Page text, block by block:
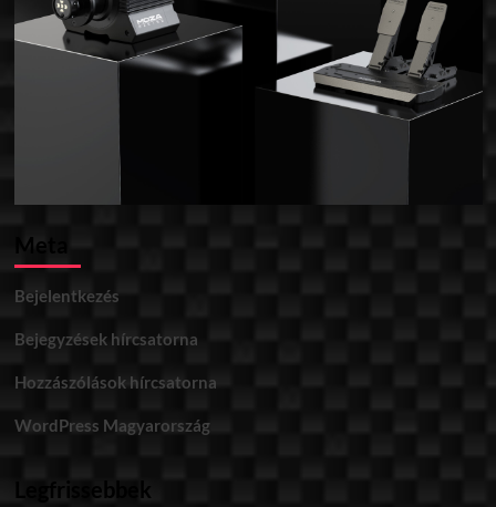
Meta
Bejelentkezés
Bejegyzések hírcsatorna
Hozzászólások hírcsatorna
WordPress Magyarország
Legfrissebbek